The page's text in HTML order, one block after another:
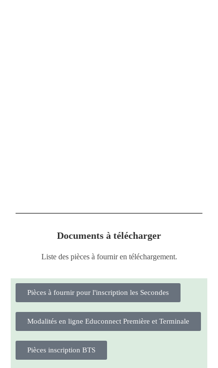
Documents à télécharger
Liste des pièces à fournir en téléchargement.
Pièces à fournir pour l'inscription les Secondes
Modalités en ligne Educonnect Première et Terminale
Pièces inscription BTS